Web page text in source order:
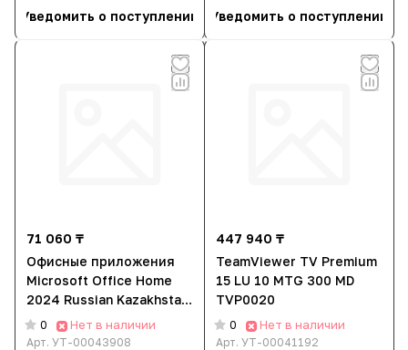
Уведомить о поступлении Уведомить о поступлении
71 060 ₸
Офисные приложения
Microsoft Office Home
2024 Russian Kazakhstan
Only Medialess (EP2-
06868)
0 Нет в наличии
Арт. УТ-00043908
447 940 ₸
TeamViewer TV Premium
15 LU 10 MTG 300 MD
TVP0020
0 Нет в наличии
Арт. УТ-00041192